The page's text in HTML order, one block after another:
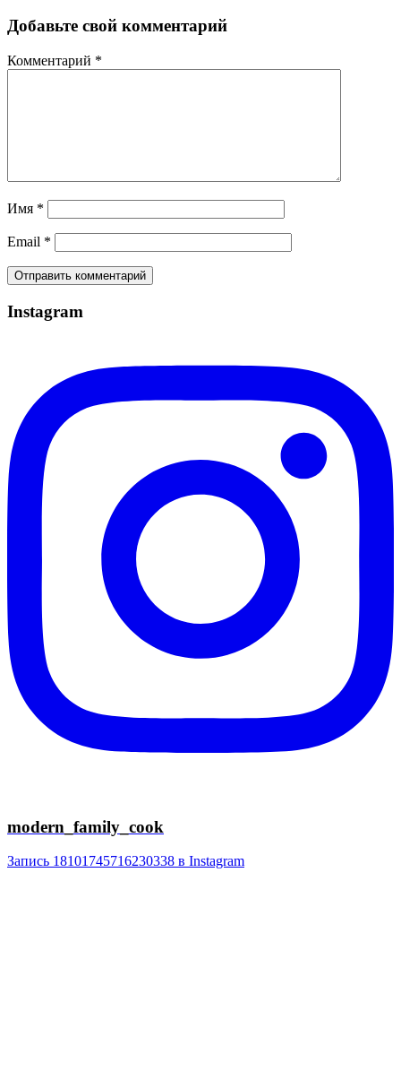
Добавьте свой комментарий
Комментарий *
Имя *
Email *
Instagram
modern_family_cook
Запись 18101745716230338 в Instagram